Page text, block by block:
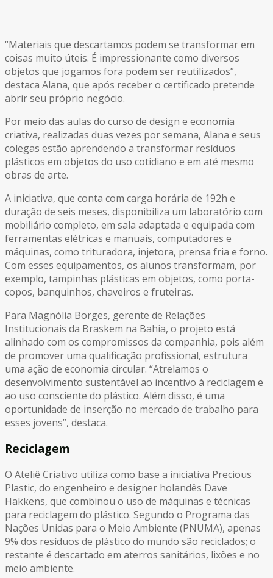
“Materiais que descartamos podem se transformar em
coisas muito úteis. É impressionante como diversos
objetos que jogamos fora podem ser reutilizados”,
destaca Alana, que após receber o certificado pretende
abrir seu próprio negócio.
Por meio das aulas do curso de design e economia
criativa, realizadas duas vezes por semana, Alana e seus
colegas estão aprendendo a transformar resíduos
plásticos em objetos do uso cotidiano e em até mesmo
obras de arte.
A iniciativa, que conta com carga horária de 192h e
duração de seis meses, disponibiliza um laboratório com
mobiliário completo, em sala adaptada e equipada com
ferramentas elétricas e manuais, computadores e
máquinas, como trituradora, injetora, prensa fria e forno.
Com esses equipamentos, os alunos transformam, por
exemplo, tampinhas plásticas em objetos, como porta-
copos, banquinhos, chaveiros e fruteiras.
Para Magnólia Borges, gerente de Relações
Institucionais da Braskem na Bahia, o projeto está
alinhado com os compromissos da companhia, pois além
de promover uma qualificação profissional, estrutura
uma ação de economia circular. “Atrelamos o
desenvolvimento sustentável ao incentivo à reciclagem e
ao uso consciente do plástico. Além disso, é uma
oportunidade de inserção no mercado de trabalho para
esses jovens”, destaca.
Reciclagem
O Ateliê Criativo utiliza como base a iniciativa Precious
Plastic, do engenheiro e designer holandês Dave
Hakkens, que combinou o uso de máquinas e técnicas
para reciclagem do plástico. Segundo o Programa das
Nações Unidas para o Meio Ambiente (PNUMA), apenas
9% dos resíduos de plástico do mundo são reciclados; o
restante é descartado em aterros sanitários, lixões e no
meio ambiente.